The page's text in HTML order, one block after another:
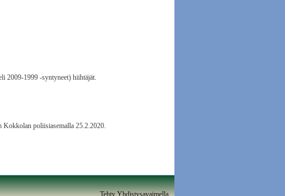
2009-1999 -syntyneet) hiihtäjät.
Kokkolan poliisiasemalla 25.2.2020.
Tehty Yhdistysavaimella